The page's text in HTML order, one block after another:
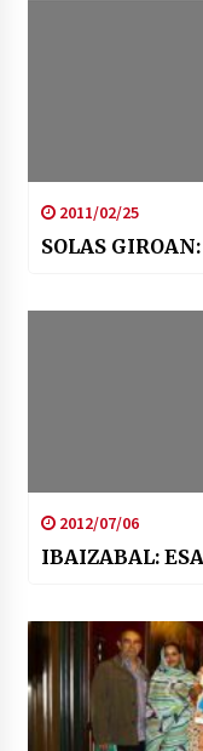
2011/02/25
SOLAS
2012/07/06
IBAIZABAL: